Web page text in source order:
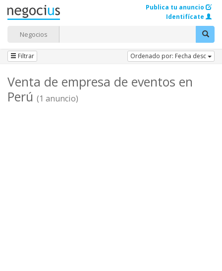
Negocios
Publica tu anuncio
Identifícate
Filtrar Ordenado por: Fecha desc
Venta de empresa de eventos en
Perú (1 anuncio)